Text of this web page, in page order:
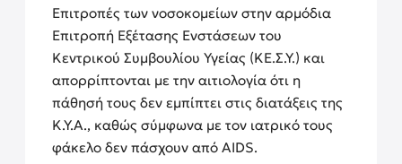
Επιτροπές των νοσοκομείων στην αρμόδια
Επιτροπή Εξέτασης Ενστάσεων του
Κεντρικού Συμβουλίου Υγείας (ΚΕ.Σ.Υ.) και
απορρίπτονται με την αιτιολογία ότι η
πάθησή τους δεν εμπίπτει στις διατάξεις της
Κ.Υ.Α., καθώς σύμφωνα με τον ιατρικό τους
φάκελο δεν πάσχουν από AIDS.